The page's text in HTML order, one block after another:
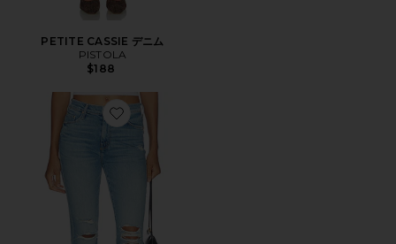
PETITE CASSIE デニム
PISTOLA
$188
Favorite LIL FRAY デニム